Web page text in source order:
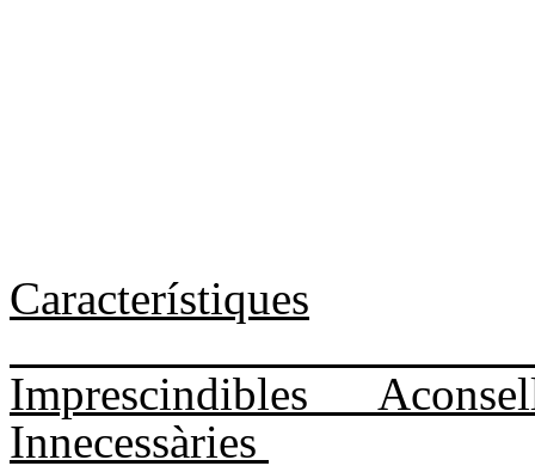
Característiques
Imprescindibles
Innecessàries